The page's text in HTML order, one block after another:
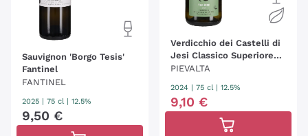
Sauvignon 'Borgo Tesis'
Fantinel
FANTINEL
2025 75 cl | 12.5%
9,50 €
Verdicchio dei Castelli di
Jesi Classico Superiore
'Tre Ripe' Pievalta
PIEVALTA
2024 75 cl | 12.5%
9,10 €